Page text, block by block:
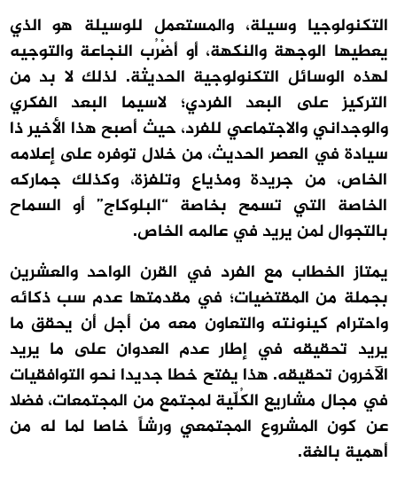
التكنولوجيا وسيلة، والمستعمل للوسيلة هو الذي
يعطيها الوجهة والنكهة، أو أضْرُب النجاعة والتوجيه
لهذه الوسائل التكنولوجية الحديثة. لذلك لا بد من
التركيز على البعد الفردي؛ لاسيما البعد الفكري
والوجداني والاجتماعي للفرد، حيث أصبح هذا الأخير ذا
سيادة في العصر الحديث، من خلال توفره على إعلامه
الخاص، من جريدة ومذياع وتلفزة، وكذلك جماركه
الخاصة التي تسمح بخاصة “البلوكاج” أو السماح
بالتجوال لمن يريد في عالمه الخاص.
يمتاز الخطاب مع الفرد في القرن الواحد والعشرين
بجملة من المقتضيات؛ في مقدمتها عدم سب ذكائه
واحترام كينونته والتعاون معه من أجل أن يحقق ما
يريد تحقيقه في إطار عدم العدوان على ما يريد
الآخرون تحقيقه. هذا يفتح خطا جديدا نحو التوافقيات
في مجال مشاريع الكُلّية لمجتمع من المجتمعات، فضلا
عن كون المشروع المجتمعي ورشاً خاصا لما له من
أهمية بالغة.